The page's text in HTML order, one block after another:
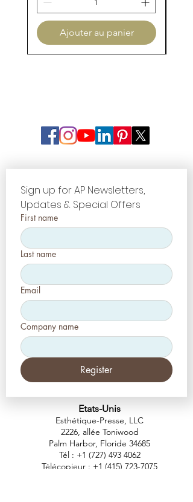
Ajouter au panier
Sign up for AP Newsletters,
Updates & Special Offers
First name
Last name
Email
Company name
Register
Etats-Unis
Esthétique-Presse, LLC
2226, allée Toniwood
Palm Harbor, Floride 34685
Tél : +1 (727) 493 4062
Télécopieur : +1 (415) 723-7075